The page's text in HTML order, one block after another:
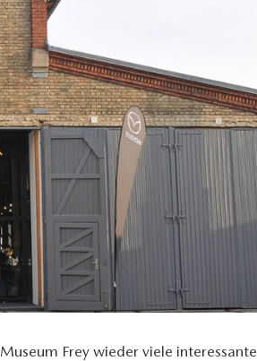
Frey wieder viele interessante